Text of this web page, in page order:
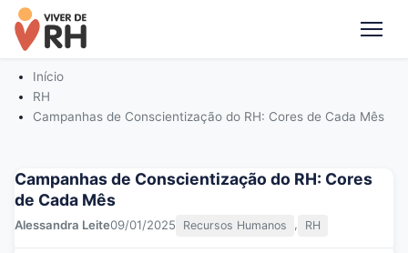
Início
RH
Campanhas de Conscientização do RH: Cores de Cada Mês
Campanhas de Conscientização do RH: Cores
de Cada Mês
Alessandra Leite09/01/2025 Recursos Humanos , RH